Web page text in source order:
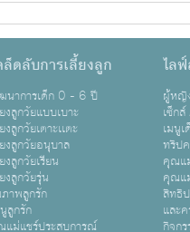
ล็ดลับการเลี้ยงลูก
าการเด็ก 0 - 6 ปี
งลูกวัยแบบเบาะ
งลูกวัยเตาะเเตะ
งลูกวัยอนุบาล
งลูกวัยเรียน
งลูกวัยรุ่น
าพลูกรัก
ลูกรัก
ม่แชร์ประสบการณ์
ไล
ผู้หญิ
เซ็ก
เมนู
ทริป
คุณแ
คุณแ
สิทธิ
และ
กิจก